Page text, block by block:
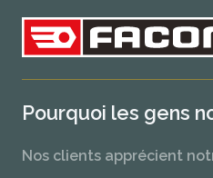
Pourquoi les gens
Nos clients apprécient